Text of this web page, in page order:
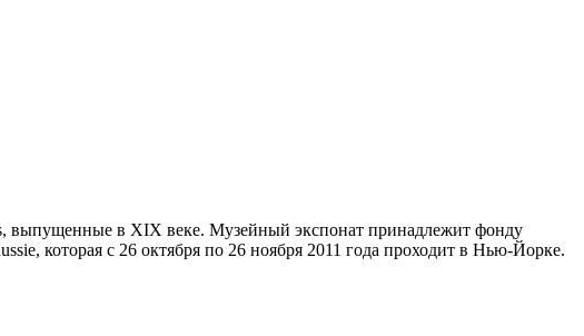
выпущенные в XIX веке. Музейный экспонат принадлежит фонду
которая с 26 октября по 26 ноября 2011 года проходит в Нью-Йорке.